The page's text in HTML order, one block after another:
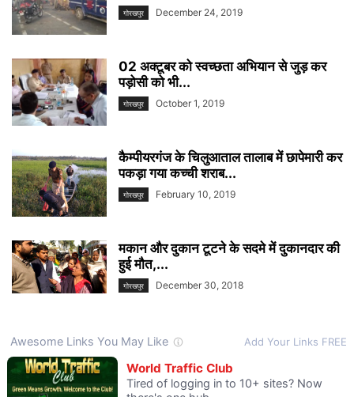
गोरखपुर December 24, 2019
02 अक्टूबर को स्वच्छता अभियान से जुड़ कर
पड़ोसी को भी...
गोरखपुर October 1, 2019
कैम्पीयरगंज के चिलुआताल तालाब में छापेमारी कर
पकड़ा गया कच्ची शराब...
गोरखपुर February 10, 2019
मकान और दुकान टूटने के सदमे में दुकानदार की
हुई मौत,...
गोरखपुर December 30, 2018